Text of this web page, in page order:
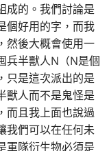
成的。我們討論是
個好用的字，而我
然後大概會使用一
兵半獸人N（N是個
只是這次派出的是
獸人而不是鬼怪是
而且我上面也說過
我們可以在任何未
軍隊衍生物必須是